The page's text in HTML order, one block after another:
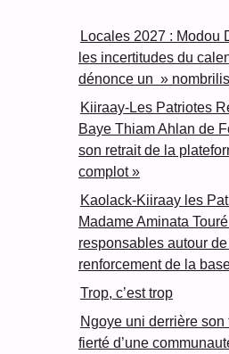
Locales 2027 : Modou
les incertitudes du
dénonce un »
Kiiraay-Les Patriotes
Baye Thiam Ahlan de
son retrait de la
complot »
Kaolack-Kiiraay les
Madame Aminata
responsables autour de
renforcement de la
Trop, c’est trop
Ngoye uni derrière
fierté d’une